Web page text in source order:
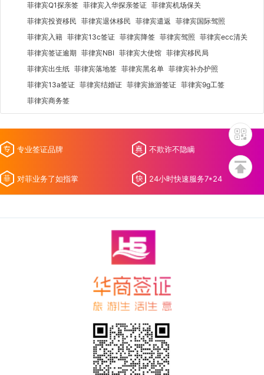
菲律宾Q1探亲签 菲律宾入华探亲签证 菲律宾机场保关
菲律宾投资移民 菲律宾退休移民 菲律宾遣返 菲律宾国际驾照
菲律宾入籍 菲律宾13c签证 菲律宾降签 菲律宾驾照 菲律宾ecc清关
菲律宾签证逾期 菲律宾NBI 菲律宾大使馆 菲律宾移民局
菲律宾出生纸 菲律宾落地签 菲律宾黑名单 菲律宾补办护照
菲律宾13a签证 菲律宾结婚证 菲律宾旅游签证 菲律宾9g工签
菲律宾商务签
专业签证品牌 不欺诈不隐瞒
对菲业务了如指掌 24小时快速服务7*24